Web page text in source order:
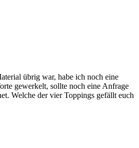
übrig war, habe ich noch eine
gewerkelt, sollte noch eine Anfrage
Welche der vier Toppings gefällt euch